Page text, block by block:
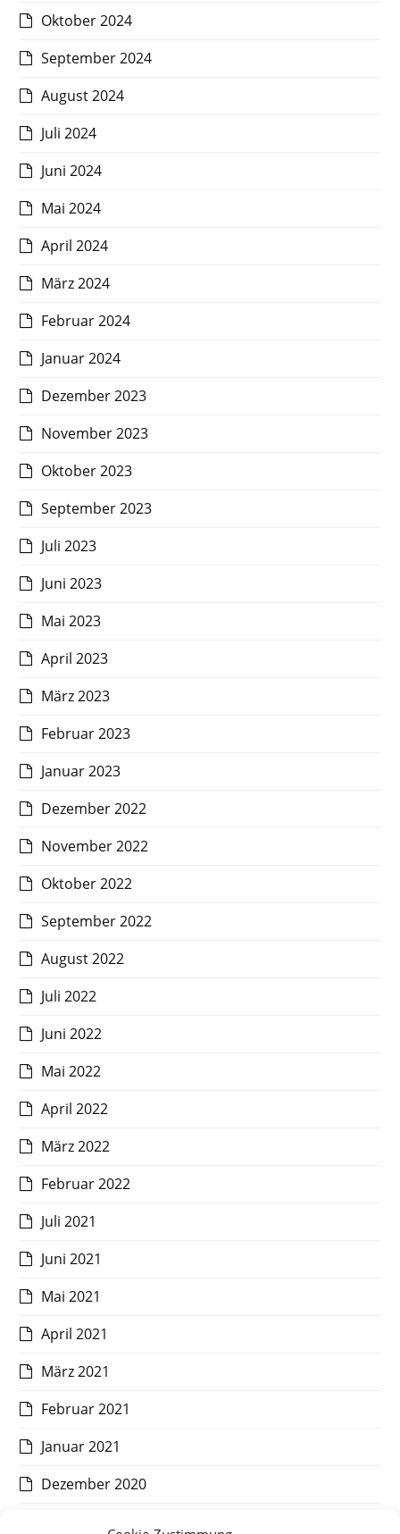
Oktober 2024
September 2024
August 2024
Juli 2024
Juni 2024
Mai 2024
April 2024
März 2024
Februar 2024
Januar 2024
Dezember 2023
November 2023
Oktober 2023
September 2023
Juli 2023
Juni 2023
Mai 2023
April 2023
März 2023
Februar 2023
Januar 2023
Dezember 2022
November 2022
Oktober 2022
September 2022
August 2022
Juli 2022
Juni 2022
Mai 2022
April 2022
März 2022
Februar 2022
Juli 2021
Juni 2021
Mai 2021
April 2021
März 2021
Februar 2021
Januar 2021
Dezember 2020